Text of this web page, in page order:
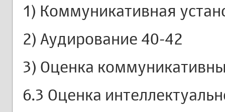
1) Коммуникативная
2) Аудирование 40-42
3) Оценка
6.3 Оценка